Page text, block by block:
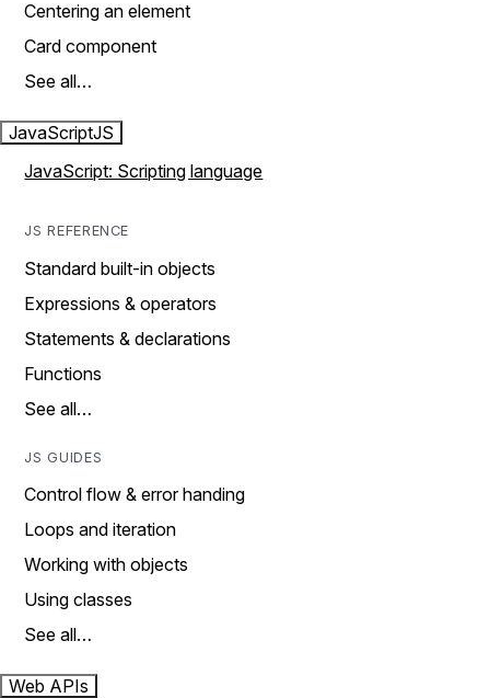
Centering an element
Card component
See all…
JavaScriptJS
JavaScript: Scripting language
JS REFERENCE
Standard built-in objects
Expressions & operators
Statements & declarations
Functions
See all…
JS GUIDES
Control flow & error handing
Loops and iteration
Working with objects
Using classes
See all…
Web APIs